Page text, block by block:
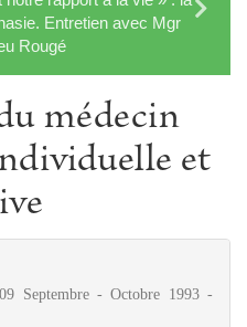
Entretien avec Mgr
Rougé
médecin
et
Septembre - Octobre 1993 -